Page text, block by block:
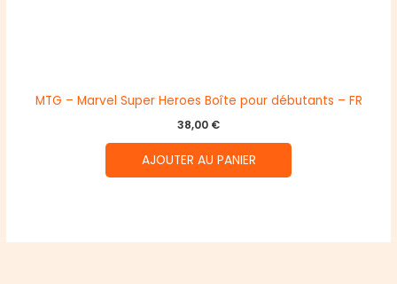
MTG – Marvel Super Heroes Boîte pour débutants – FR
38,00 €
AJOUTER AU PANIER